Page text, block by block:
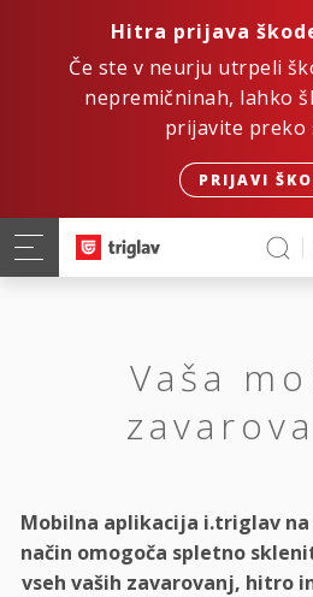
Hitra prijava
Če ste v neurju utrpeli
nepremičninah, lahko
prijavite preko
PRIJAVI
Vaša
Mobilna aplikacija i.triglav
način omogoča spletno
vseh vaših zavarovanj, hitro